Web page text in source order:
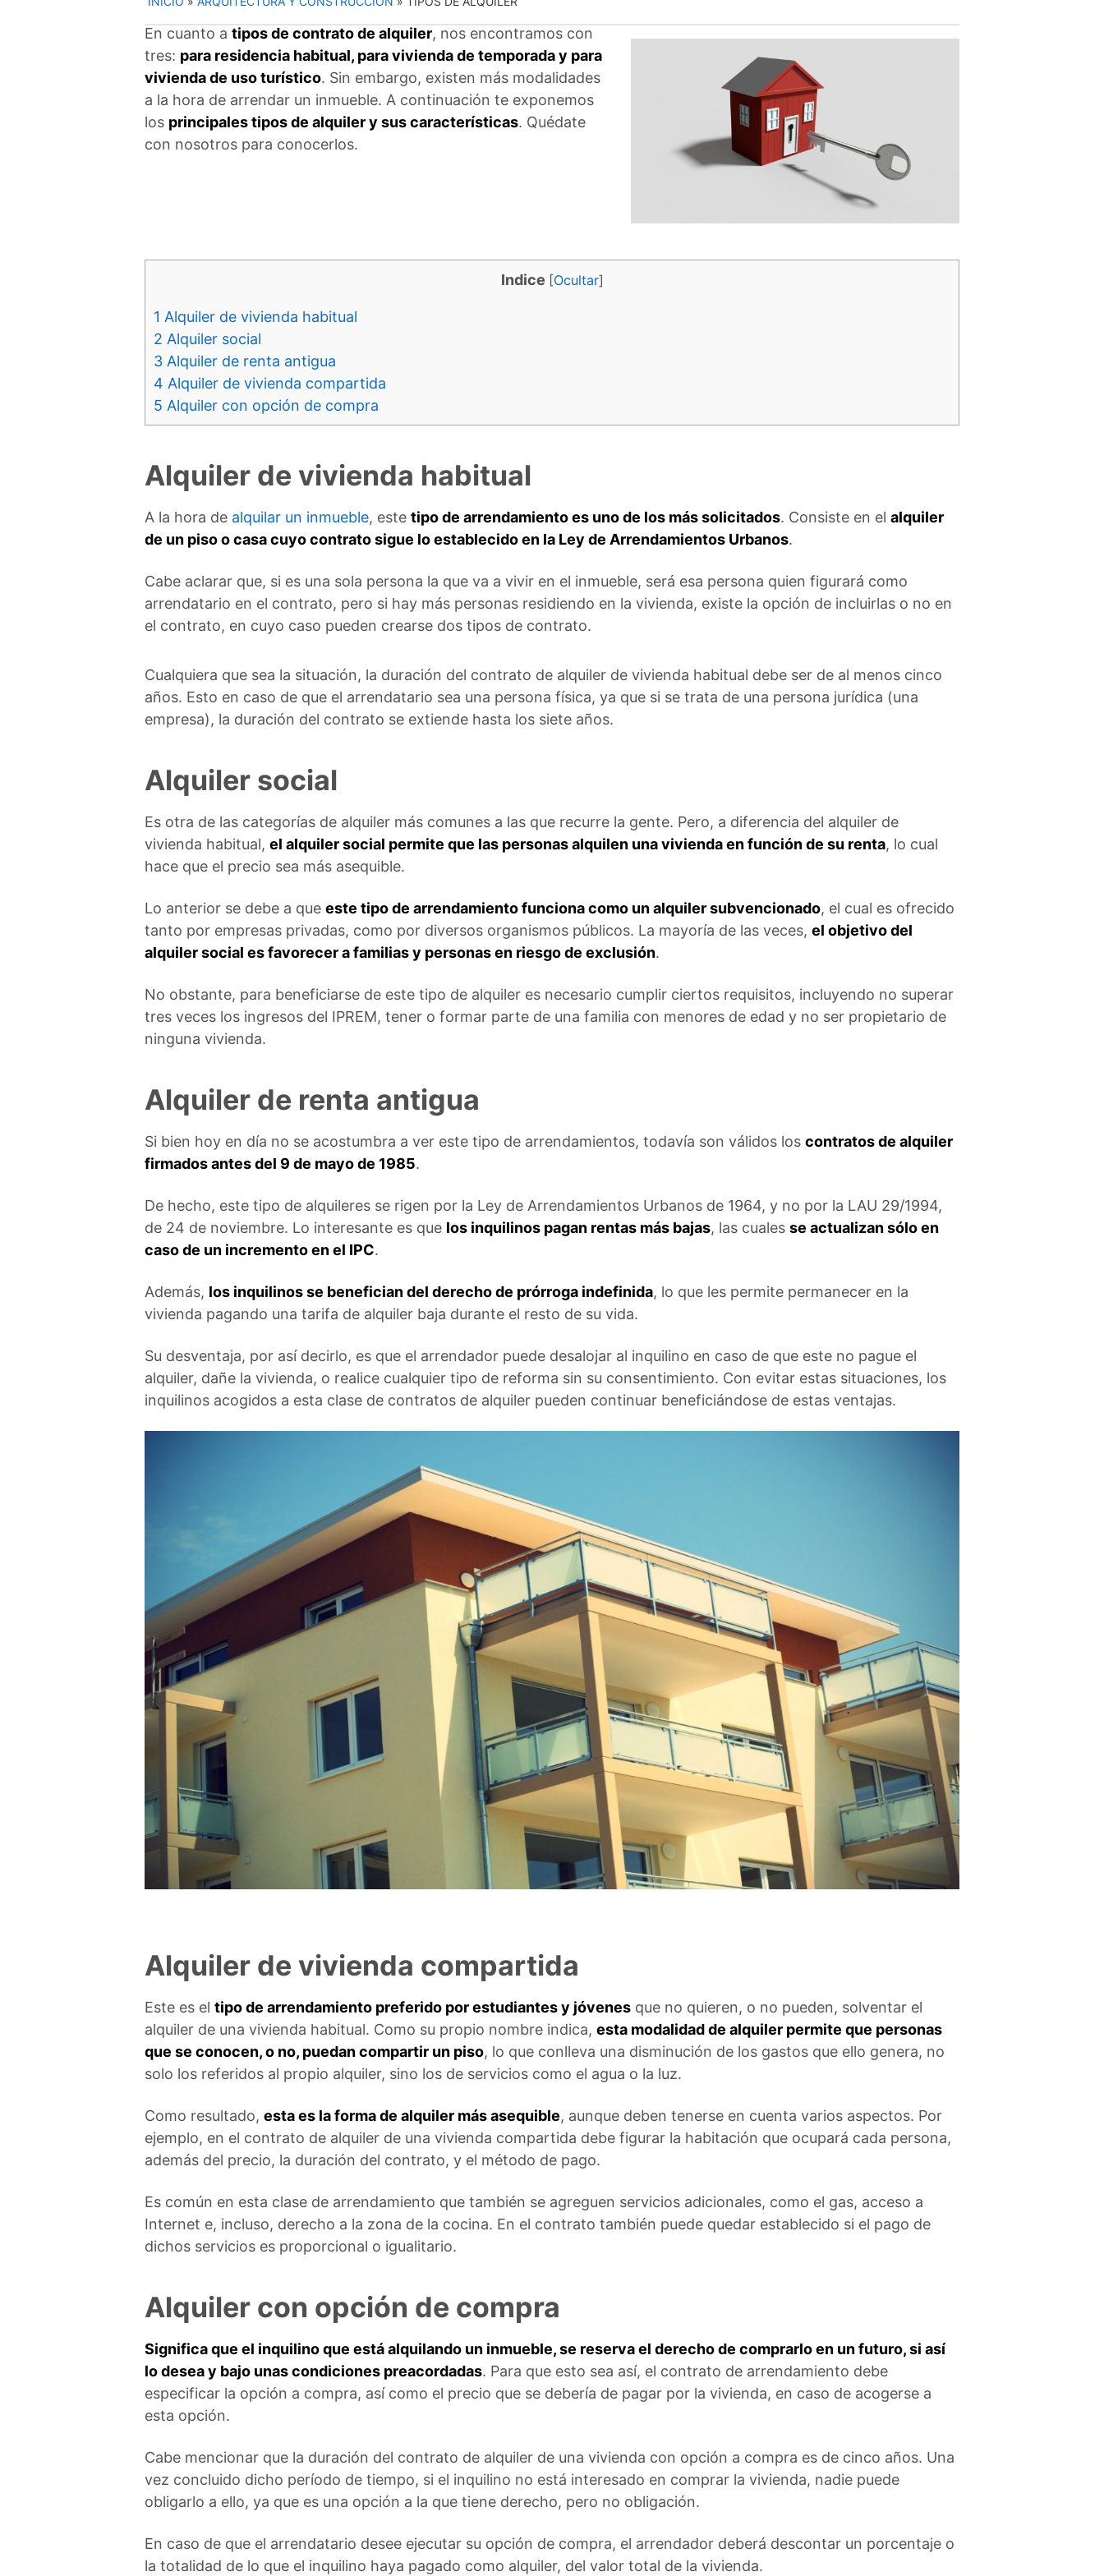
En cuanto a tipos de contrato de alquiler, nos encontramos con
tres: para residencia habitual, para vivienda de temporada y para
vivienda de uso turístico. Sin embargo, existen más modalidades
a la hora de arrendar un inmueble. A continuación te exponemos
los principales tipos de alquiler y sus características. Quédate
con nosotros para conocerlos.
Indice [Ocultar]
1 Alquiler de vivienda habitual
2 Alquiler social
3 Alquiler de renta antigua
4 Alquiler de vivienda compartida
5 Alquiler con opción de compra
Alquiler de vivienda habitual
A la hora de alquilar un inmueble, este tipo de arrendamiento es uno de los más solicitados. Consiste en el alquiler
de un piso o casa cuyo contrato sigue lo establecido en la Ley de Arrendamientos Urbanos.
Cabe aclarar que, si es una sola persona la que va a vivir en el inmueble, será esa persona quien figurará como
arrendatario en el contrato, pero si hay más personas residiendo en la vivienda, existe la opción de incluirlas o no en
el contrato, en cuyo caso pueden crearse dos tipos de contrato.
Cualquiera que sea la situación, la duración del contrato de alquiler de vivienda habitual debe ser de al menos cinco
años. Esto en caso de que el arrendatario sea una persona física, ya que si se trata de una persona jurídica (una
empresa), la duración del contrato se extiende hasta los siete años.
Alquiler social
Es otra de las categorías de alquiler más comunes a las que recurre la gente. Pero, a diferencia del alquiler de
vivienda habitual, el alquiler social permite que las personas alquilen una vivienda en función de su renta, lo cual
hace que el precio sea más asequible.
Lo anterior se debe a que este tipo de arrendamiento funciona como un alquiler subvencionado, el cual es ofrecido
tanto por empresas privadas, como por diversos organismos públicos. La mayoría de las veces, el objetivo del
alquiler social es favorecer a familias y personas en riesgo de exclusión.
No obstante, para beneficiarse de este tipo de alquiler es necesario cumplir ciertos requisitos, incluyendo no superar
tres veces los ingresos del IPREM, tener o formar parte de una familia con menores de edad y no ser propietario de
ninguna vivienda.
Alquiler de renta antigua
Si bien hoy en día no se acostumbra a ver este tipo de arrendamientos, todavía son válidos los contratos de alquiler
firmados antes del 9 de mayo de 1985.
De hecho, este tipo de alquileres se rigen por la Ley de Arrendamientos Urbanos de 1964, y no por la LAU 29/1994,
de 24 de noviembre. Lo interesante es que los inquilinos pagan rentas más bajas, las cuales se actualizan sólo en
caso de un incremento en el IPC.
Además, los inquilinos se benefician del derecho de prórroga indefinida, lo que les permite permanecer en la
vivienda pagando una tarifa de alquiler baja durante el resto de su vida.
Su desventaja, por así decirlo, es que el arrendador puede desalojar al inquilino en caso de que este no pague el
alquiler, dañe la vivienda, o realice cualquier tipo de reforma sin su consentimiento. Con evitar estas situaciones, los
inquilinos acogidos a esta clase de contratos de alquiler pueden continuar beneficiándose de estas ventajas.
Alquiler de vivienda compartida
Este es el tipo de arrendamiento preferido por estudiantes y jóvenes que no quieren, o no pueden, solventar el
alquiler de una vivienda habitual. Como su propio nombre indica, esta modalidad de alquiler permite que personas
que se conocen, o no, puedan compartir un piso, lo que conlleva una disminución de los gastos que ello genera, no
solo los referidos al propio alquiler, sino los de servicios como el agua o la luz.
Como resultado, esta es la forma de alquiler más asequible, aunque deben tenerse en cuenta varios aspectos. Por
ejemplo, en el contrato de alquiler de una vivienda compartida debe figurar la habitación que ocupará cada persona,
además del precio, la duración del contrato, y el método de pago.
Es común en esta clase de arrendamiento que también se agreguen servicios adicionales, como el gas, acceso a
Internet e, incluso, derecho a la zona de la cocina. En el contrato también puede quedar establecido si el pago de
dichos servicios es proporcional o igualitario.
Alquiler con opción de compra
Significa que el inquilino que está alquilando un inmueble, se reserva el derecho de comprarlo en un futuro, si así
lo desea y bajo unas condiciones preacordadas. Para que esto sea así, el contrato de arrendamiento debe
especificar la opción a compra, así como el precio que se debería de pagar por la vivienda, en caso de acogerse a
esta opción.
Cabe mencionar que la duración del contrato de alquiler de una vivienda con opción a compra es de cinco años. Una
vez concluido dicho período de tiempo, si el inquilino no está interesado en comprar la vivienda, nadie puede
obligarlo a ello, ya que es una opción a la que tiene derecho, pero no obligación.
En caso de que el arrendatario desee ejecutar su opción de compra, el arrendador deberá descontar un porcentaje o
la totalidad de lo que el inquilino haya pagado como alquiler, del valor total de la vivienda.